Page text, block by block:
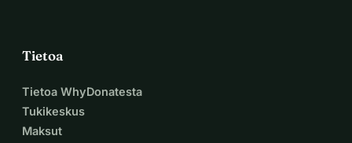
Tietoa
Tietoa WhyDonatesta
Tukikeskus
Maksut